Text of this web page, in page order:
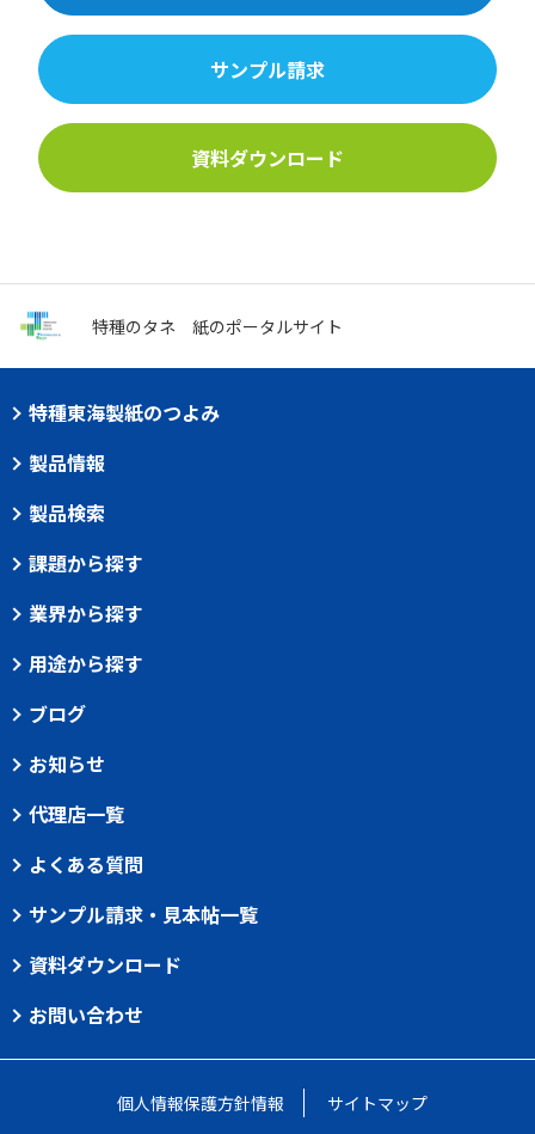
サンプル請求
資料ダウンロード
特種のタネ 紙のポータルサイト
特種東海製紙のつよみ
製品情報
製品検索
課題から探す
業界から探す
用途から探す
ブログ
お知らせ
代理店一覧
よくある質問
サンプル請求・見本帖一覧
資料ダウンロード
お問い合わせ
個人情報保護方針情報 サイトマップ